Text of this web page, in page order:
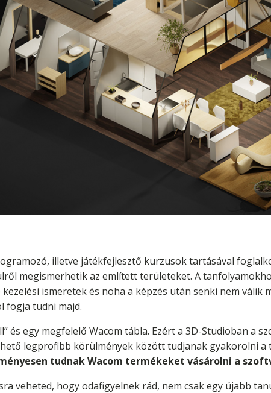
illetve játékfejlesztő kurzusok tartásával
megismerhetik az említett területeket. A
ismeretek és noha a képzés után senki nem válik
fogja tudni majd.
és egy megfelelő Wacom tábla. Ezért a 3D-Studioban
legprofibb körülmények között tudjanak gyakorolni a
tudnak Wacom termékeket vásárolni a
veheted, hogy odafigyelnek rád, nem csak egy újabb